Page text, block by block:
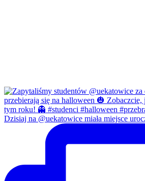
Dzisiaj na @uekatowice miała miejsce